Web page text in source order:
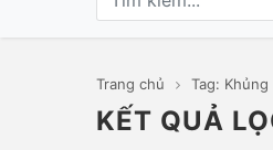
Trang chủ Tag:
KẾT QUẢ